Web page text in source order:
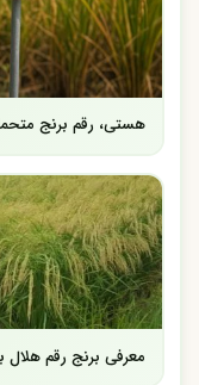
هستی، رقم برنج
معرفی برنج رقم هلال